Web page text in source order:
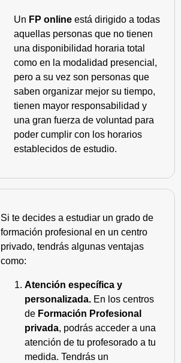
Un FP online está dirigido a todas
aquellas personas que no tienen
una disponibilidad horaria total
como en la modalidad presencial,
pero a su vez son personas que
saben organizar mejor su tiempo,
tienen mayor responsabilidad y
una gran fuerza de voluntad para
poder cumplir con los horarios
establecidos de estudio.
Si te decides a estudiar un grado de
formación profesional en un centro
privado, tendrás algunas ventajas
como:
Atención específica y
personalizada. En los centros
de Formación Profesional
privada, podrás acceder a una
atención de tu profesorado a tu
medida. Tendrás un